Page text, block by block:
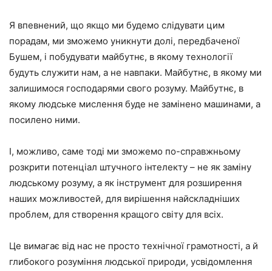
Я впевнений, що якщо ми будемо слідувати цим
порадам, ми зможемо уникнути долі, передбаченої
Бушем, і побудувати майбутнє, в якому технології
будуть служити нам, а не навпаки. Майбутнє, в якому ми
залишимося господарями свого розуму. Майбутнє, в
якому людське мислення буде не замінено машинами, а
посилено ними.
І, можливо, саме тоді ми зможемо по-справжньому
розкрити потенціал штучного інтелекту – не як заміну
людському розуму, а як інструмент для розширення
наших можливостей, для вирішення найскладніших
проблем, для створення кращого світу для всіх.
Це вимагає від нас не просто технічної грамотності, а й
глибокого розуміння людської природи, усвідомлення